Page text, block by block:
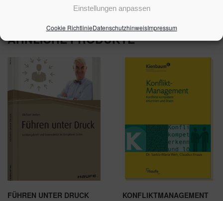
Einstellungen anpassen
Cookie RichtlinieDatenschutzhinweisImpressum
ÄHNLICHE PRODUKTE
FÜHREN UNTER DRUCK KONFLIKTMANAGEMENT